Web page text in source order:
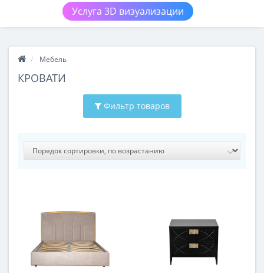
Услуга 3D визуализации
Мебель
КРОВАТИ
Фильтр товаров